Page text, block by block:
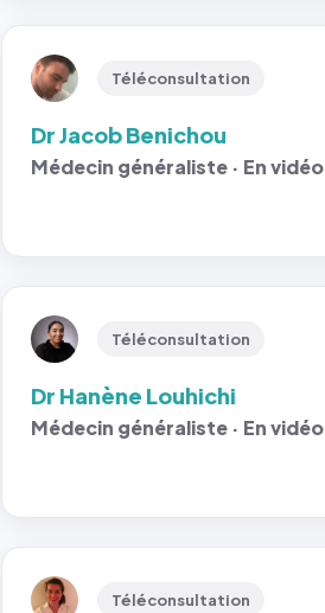
Téléconsultation
Dr Jacob Benichou
Médecin généraliste · En vidéo
Téléconsultation
Dr Hanène Louhichi
Médecin généraliste · En vidéo
Téléconsultation